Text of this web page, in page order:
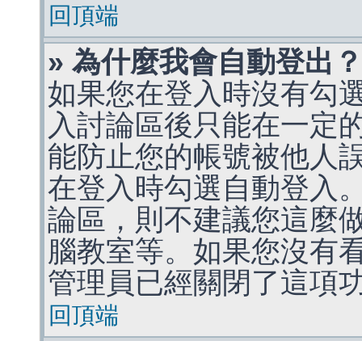
回頂端
» 為什麼我會自動登出？
如果您在登入時沒有勾
入討論區後只能在一定
能防止您的帳號被他人
在登入時勾選自動登入
論區，則不建議您這麼
腦教室等。如果您沒有
管理員已經關閉了這項
回頂端